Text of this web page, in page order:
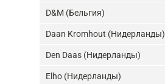
D&M (Бельгия)
Daan Kromhout (Нидерланды)
Den Daas (Нидерланды)
Elho (Нидерланды)